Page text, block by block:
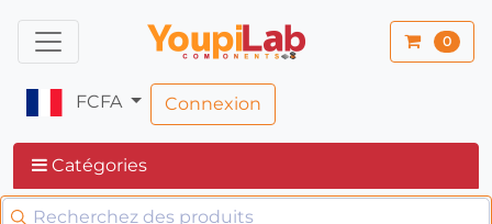
0
FCFA Connexion
Catégories